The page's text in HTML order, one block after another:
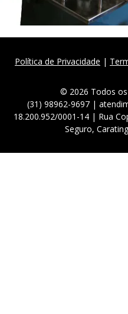
Política de Privacidade |
© 2026 Todos
(31) 98962-9697 |
18.200.952/0001-14 | Rua
Seguro,